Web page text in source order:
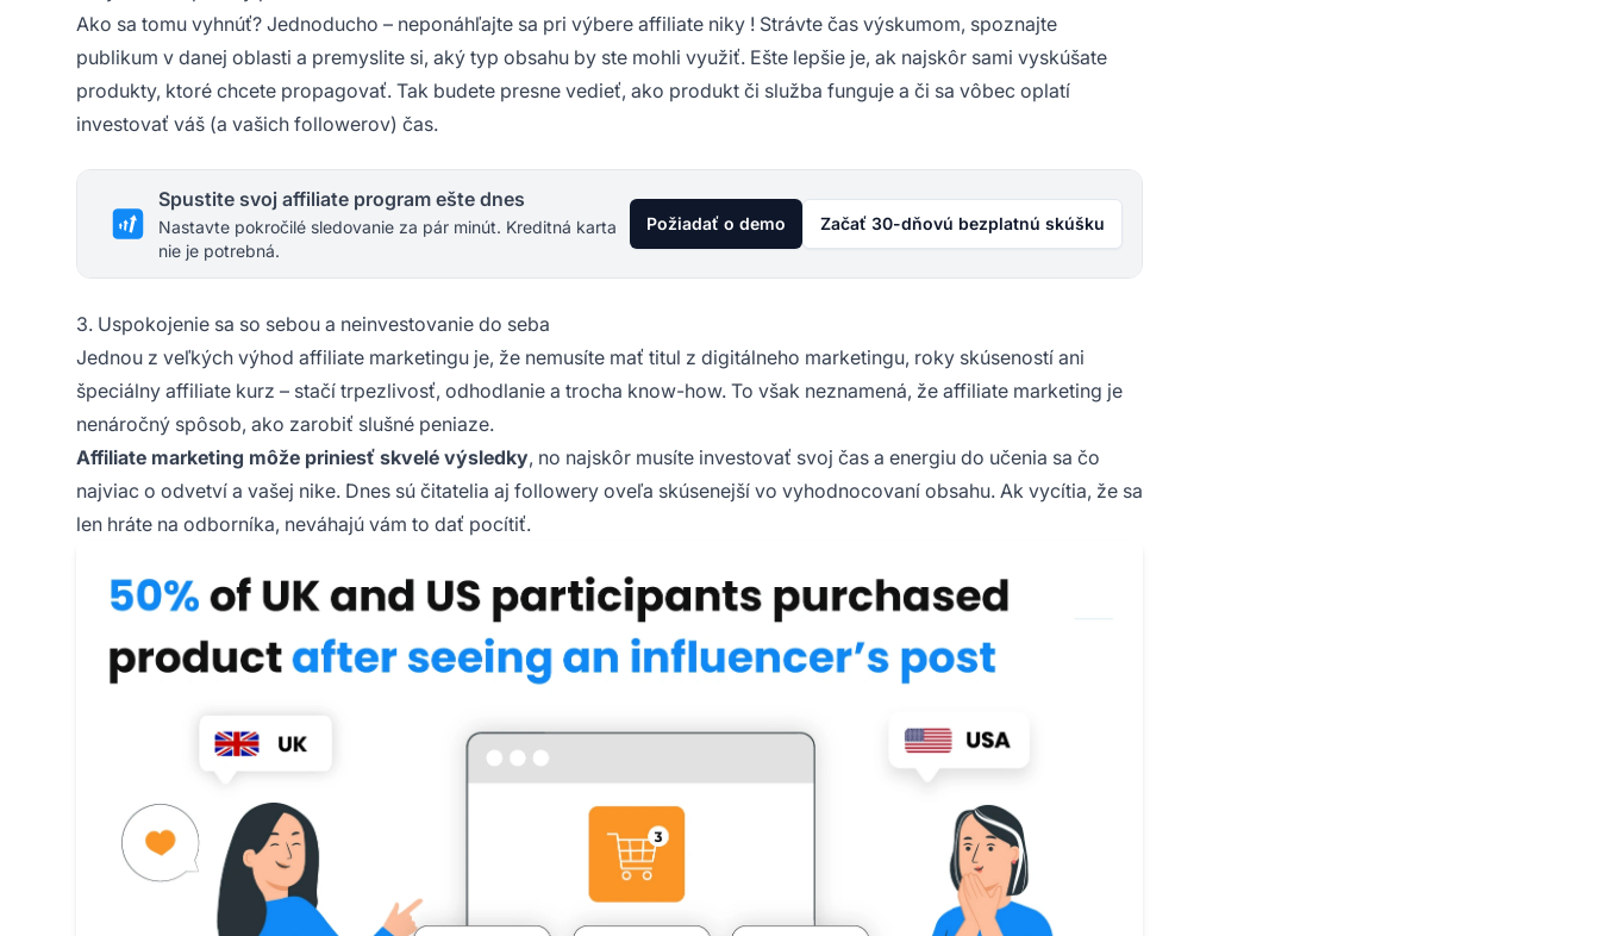
Ako sa tomu vyhnúť? Jednoducho – neponáhľajte sa pri výbere affiliate niky ! Strávte čas výskumom, spoznajte
publikum v danej oblasti a premyslite si, aký typ obsahu by ste mohli využiť. Ešte lepšie je, ak najskôr sami vyskúšate
produkty, ktoré chcete propagovať. Tak budete presne vedieť, ako produkt či služba funguje a či sa vôbec oplatí
investovať váš (a vašich followerov) čas.
Spustite svoj affiliate program ešte dnes
Nastavte pokročilé sledovanie za pár minút. Kreditná karta
nie je potrebná.
Požiadať o demo Začať 30-dňovú bezplatnú skúšku
3. Uspokojenie sa so sebou a neinvestovanie do seba
Jednou z veľkých výhod affiliate marketingu je, že nemusíte mať titul z digitálneho marketingu, roky skúseností ani
špeciálny affiliate kurz – stačí trpezlivosť, odhodlanie a trocha know-how. To však neznamená, že affiliate marketing je
nenáročný spôsob, ako zarobiť slušné peniaze.
Affiliate marketing môže priniesť skvelé výsledky, no najskôr musíte investovať svoj čas a energiu do učenia sa čo
najviac o odvetví a vašej nike. Dnes sú čitatelia aj followery oveľa skúsenejší vo vyhodnocovaní obsahu. Ak vycítia, že sa
len hráte na odborníka, neváhajú vám to dať pocítiť.